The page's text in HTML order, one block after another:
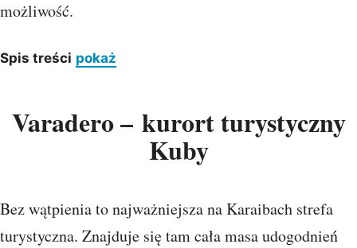
możliwość.
Spis treści pokaż
Varadero – kurort turystyczny
Kuby
Bez wątpienia to najważniejsza na Karaibach strefa
turystyczna. Znajduje się tam cała masa udogodnień